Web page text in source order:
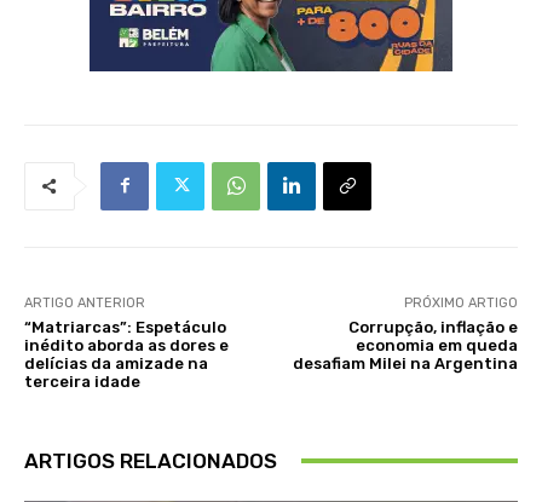
ARTIGO ANTERIOR
“Matriarcas”: Espetáculo
inédito aborda as dores e
delícias da amizade na
terceira idade
PRÓXIMO ARTIGO
Corrupção, inflação e
economia em queda
desafiam Milei na Argentina
ARTIGOS RELACIONADOS